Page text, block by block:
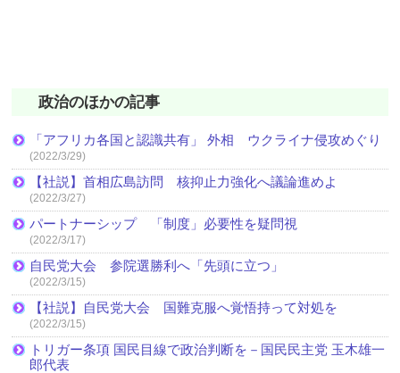
政治のほかの記事
「アフリカ各国と認識共有」 外相 ウクライナ侵攻めぐり
(2022/3/29)
【社説】首相広島訪問 核抑止力強化へ議論進めよ
(2022/3/27)
パートナーシップ 「制度」必要性を疑問視
(2022/3/17)
自民党大会 参院選勝利へ「先頭に立つ」
(2022/3/15)
【社説】自民党大会 国難克服へ覚悟持って対処を
(2022/3/15)
トリガー条項 国民目線で政治判断を－国民民主党 玉木雄一
郎代表